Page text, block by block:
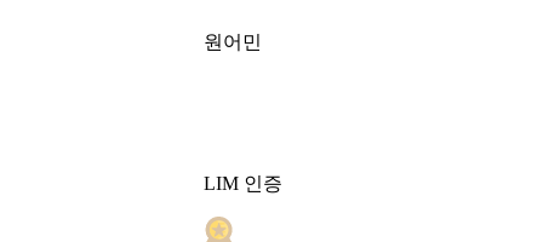
원어민
LIM 인증